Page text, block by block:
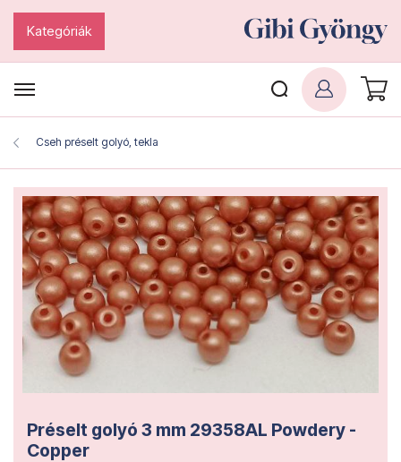
Kategóriák
Cseh préselt golyó, tekla
Préselt golyó 3 mm 29358AL Powdery -
Copper